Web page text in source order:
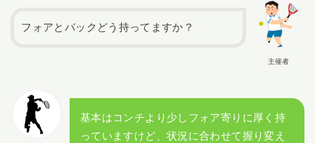
主催者
フォアとバックどう持ってますか？
基本はコンチより少しフォア寄りに厚く持
っていますけど、状況に合わせて握り変え